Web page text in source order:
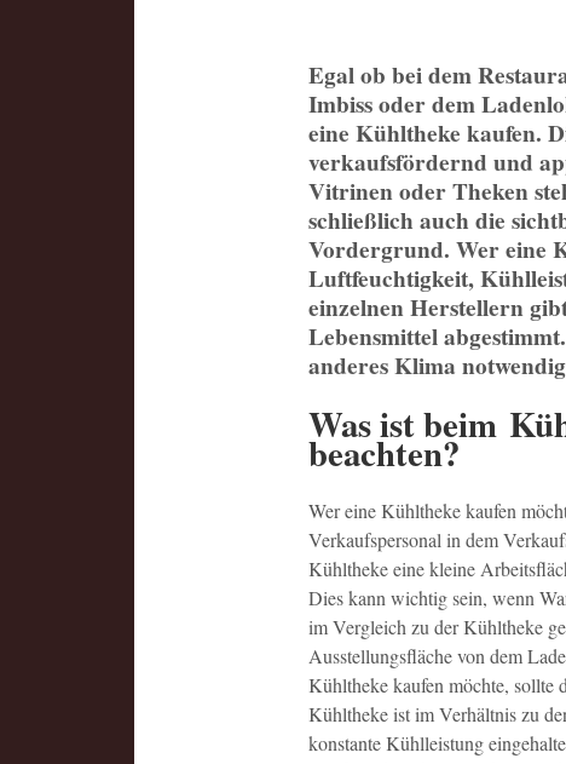
Egal ob bei dem
Imbiss oder dem
eine Kühltheke kaufen.
verkaufsfördernd und
Vitrinen oder Theken
schließlich auch die
Vordergrund. Wer eine
Luftfeuchtigkeit,
einzelnen Herstellern
Lebensmittel
anderes Klima
Was ist beim
beachten?
Wer eine Kühltheke kaufen
Verkaufspersonal in dem
Kühltheke eine kleine
Dies kann wichtig sein, wenn
im Vergleich zu der Kühltheke
Ausstellungsfläche von dem
Kühltheke kaufen möchte, sollte
Kühltheke ist im Verhältnis zu
konstante Kühlleistung